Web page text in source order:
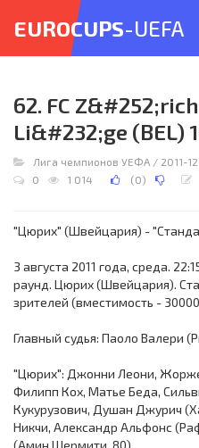
EUROCUPS-UEFA
62. FC
Li&#232;ge (BEL)
Лига чемпионов УЕФА / 2011-12
0
1 014 (0)
"Цюрих" (Швейцария) -
3 августа 2011 года, среда.
раунд. Цюрих (Швейцария).
зрителей (вместимость -
Главный судья: Паоло Валери
"Цюрих": Джонни Леони,
Филипп Кох, Матье Беда,
Кукурузович, Душан Джурич
Никчи, Александр Альфонс
(Амин Шермити, 80).